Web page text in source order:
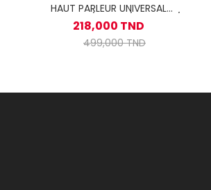
HAUT PARLEUR UNIVERSAL
ARTSOUND / 2VOIE / 10-40W /
UNI20W
218,000 TND
499,000 TND